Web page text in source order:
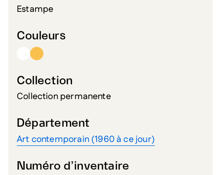
Estampe
Couleurs
Collection
Collection permanente
Département
Art contemporain (1960 à ce jour)
Numéro d’inventaire